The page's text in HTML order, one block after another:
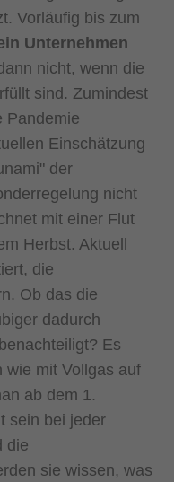
Vorläufig bis zum
Unternehmen
nicht, wenn die
sind. Zumindest
Pandemie
Einschätzung
der
nicht
mit einer Flut
Herbst. Aktuell
die
Ob das die
dadurch
Es
wie mit Vollgas auf
ab dem 1.
sein bei jeder
die
sie wissen, was